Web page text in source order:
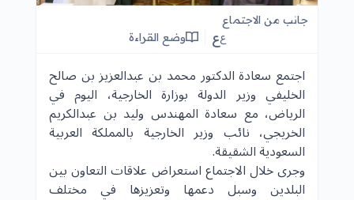
جانب من الاجتماع
عع وضع القراءة
اجتمع سعادة الدكتور محمد بن عبدالعزيز بن صالح
الخليفي وزير الدولة بوزارة الخارجية، اليوم في
الرياض، مع سعادة المهندس وليد بن عبدالكريم
الخريجي، نائب وزير الخارجية بالمملكة العربية
السعودية الشقيقة.
وجرى خلال الاجتماع استعراض علاقات التعاون بين
البلدين وسبل دعمها وتعزيزها في مختلف